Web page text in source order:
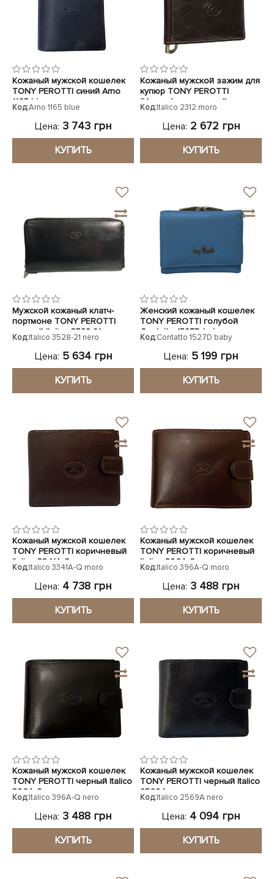
Кожаный мужской кошелек
TONY PEROTTI синий Arno
1165 blue
Код:Arno 1165 blue
Цена: 3 743 грн
КУПИТЬ
Кожаный мужской зажим для
купюр TONY PEROTTI
(Италия) коричневый
Код:Italico 2312 moro
Цена: 2 672 грн
КУПИТЬ
Мужской кожаный клатч-
портмоне TONY PEROTTI
черный Italico 3528-21 nero
Код:Italico 3528-21 nero
Цена: 5 634 грн
КУПИТЬ
Женский кожаный кошелек
TONY PEROTTI голубой
Contatto 1527D baby
Код:Contatto 1527D baby
Цена: 5 199 грн
КУПИТЬ
Кожаный мужской кошелек
TONY PEROTTI коричневый
Italico 3341A-Q moro
Код:Italico 3341A-Q moro
Цена: 4 738 грн
КУПИТЬ
Кожаный мужской кошелек
TONY PEROTTI коричневый
Italico 396A-Q moro
Код:Italico 396A-Q moro
Цена: 3 488 грн
КУПИТЬ
Кожаный мужской кошелек
TONY PEROTTI черный Italico
396A-Q nero
Код:Italico 396A-Q nero
Цена: 3 488 грн
КУПИТЬ
Кожаный мужской кошелек
TONY PEROTTI черный Italico
2569A nero
Код:Italico 2569A nero
Цена: 4 094 грн
КУПИТЬ